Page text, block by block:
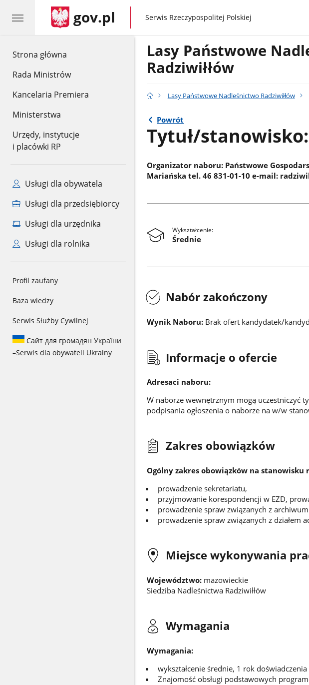
Strona główna
Rada Ministrów
Kancelaria Premiera
Ministerstwa
Urzędy, instytucje
i placówki RP
Usługi dla obywatela
Usługi dla przedsiębiorcy
Usługi dla urzędnika
Usługi dla rolnika
Profil zaufany
Baza wiedzy
Serwis Służby Cywilnej
Сайт для громадян України
–Serwis dla obywateli Ukrainy
gov.pl gov.pl
Serwis Rzeczypospolitej Polskiej
Lasy Państwowe
Radziwiłłów
Lasy Państwowe Nadleśnictwo Radziwiłłów
Powrót
Tytuł/
Organizator naboru: Państwowe
Mariańska tel. 46 831-01-10 e-mail:
Wykształcenie:
Średnie
Nabór zakończony
Wynik Naboru:Brak ofert kandydatek/
Informacje o ofercie
Adresaci naboru:
W naborze wewnętrznym mogą uczestniczyć
podpisania ogłoszenia o naborze na w/w
Zakres obowiązków
Ogólny zakres obowiązków na
prowadzenie sekretariatu,
przyjmowanie korespondencji w EZD,
prowadzenie spraw związanych z
prowadzenie spraw związanych z działem
Miejsce wykonywania
Województwo:mazowieckie
Siedziba Nadleśnictwa Radziwiłłów
Wymagania
Wymagania:
wykształcenie średnie, 1 rok
Znajomość obsługi podstawowych